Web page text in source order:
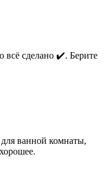
всё сделано ✔️. Берите
ванной комнаты,